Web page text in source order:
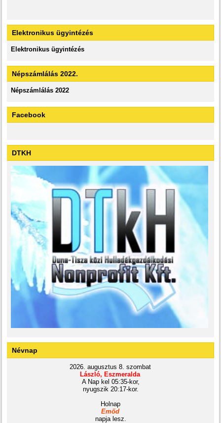
Elektronikus ügyintézés
Elektronikus ügyintézés
Népszámlálás 2022.
Népszámlálás 2022
Facebook
DTKH
Névnap
2026. augusztus 8. szombat
László, Eszmeralda
A Nap kel 05:35-kor,
nyugszik 20:17-kor.
Holnap
Emőd
napja lesz.